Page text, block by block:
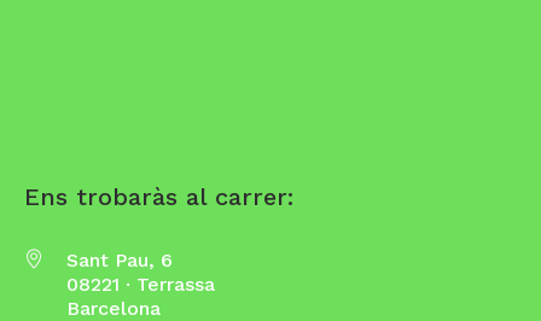
Ens trobaràs al carrer:
Sant Pau, 6
08221 · Terrassa
Barcelona